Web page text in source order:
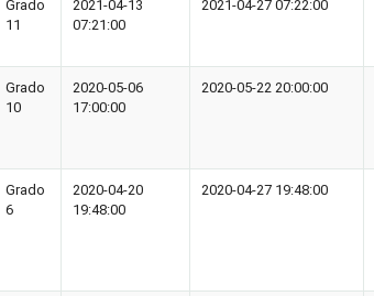
Grado
11
2021-04-13
07:21:00
2021-04-27 07:22:00
Grado
10
2020-05-06
17:00:00
2020-05-22 20:00:00
Grado
6
2020-04-20
19:48:00
2020-04-27 19:48:00